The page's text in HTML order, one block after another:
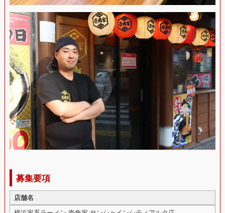
募集要項
店舗名